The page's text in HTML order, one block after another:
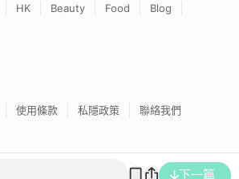
下一篇
HK Beauty Food
Blog
使用條款 私隱政策 聯絡我們